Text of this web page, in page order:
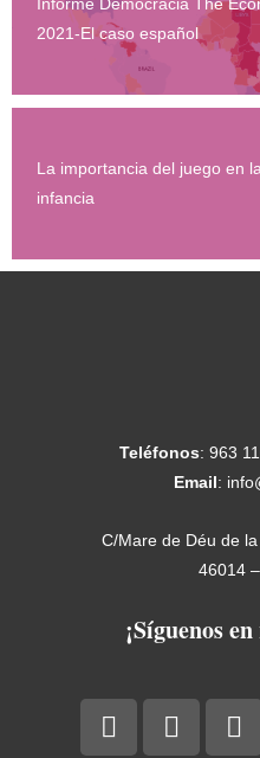
2021-El caso español
La importancia del juego en la
infancia
Teléfonos: 963
Email:
C/Mare de Déu de
46014
¡Síguenos